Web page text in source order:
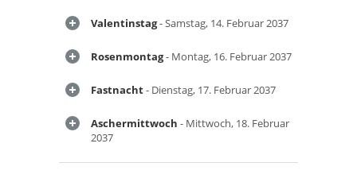
Valentinstag- Samstag, 14. Februar 2037
Rosenmontag- Montag, 16. Februar 2037
Fastnacht- Dienstag, 17. Februar 2037
Aschermittwoch - Mittwoch, 18. Februar
2037